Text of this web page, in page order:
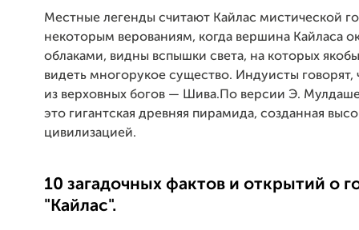
Местные легенды считают Кайлас мистической
некоторым верованиям, когда вершина Кайласа
облаками, видны вспышки света, на которых
видеть многорукое существо. Индуисты говорят,
из верховных богов — Шива.По версии Э.
это гигантская древняя пирамида, созданная
цивилизацией.
10 загадочных фактов и открытий о
"Кайлас".